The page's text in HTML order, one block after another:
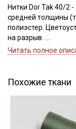
Нитки Dor Tak 40/2
средней толщины
полиэстер.
на разрыв.
Если требуется
зависимости от
Читать полное
Похожие ткани
данныхи даю
Даю